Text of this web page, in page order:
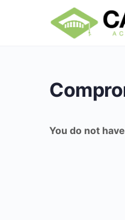
You do not